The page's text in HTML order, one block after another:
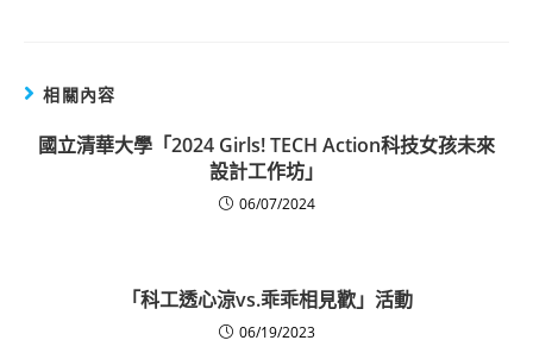
相關內容
國立清華大學「2024 Girls! TECH Action科技女孩未來
設計工作坊」
06/07/2024
「科工透心涼vs.乖乖相見歡」活動
06/19/2023